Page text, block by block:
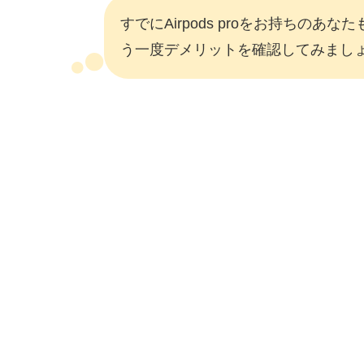
すでにAirpods proをお持ちのあなた
う一度デメリットを確認してみまし